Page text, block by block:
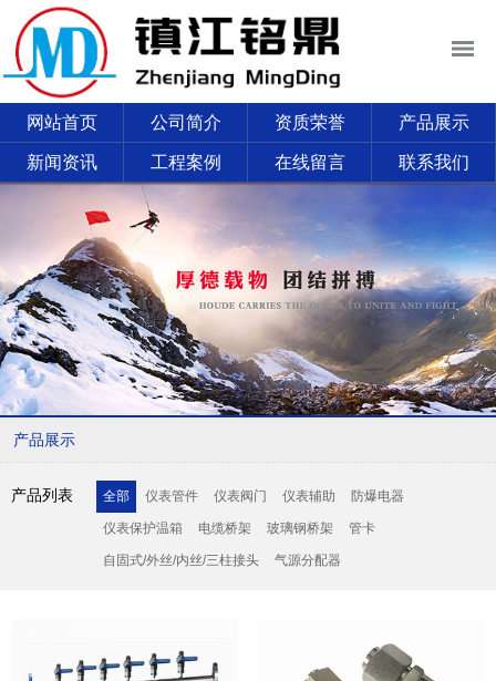
网站首页 公司简介 资质荣誉 产品展示
新闻资讯 工程案例 在线留言 联系我们
产品展示
产品列表 全部 仪表管件 仪表阀门 仪表辅助 防爆电器
仪表保护温箱 电缆桥架 玻璃钢桥架 管卡
自固式/外丝/内丝/三柱接头 气源分配器